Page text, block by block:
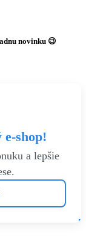
novinku 😉
e-shop!
a lepšie